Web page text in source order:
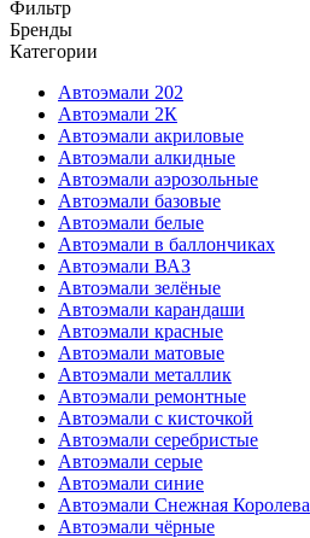
Фильтр
Бренды
Категории
Автоэмали 202
Автоэмали 2К
Автоэмали акриловые
Автоэмали алкидные
Автоэмали аэрозольные
Автоэмали базовые
Автоэмали белые
Автоэмали в баллончиках
Автоэмали ВАЗ
Автоэмали зелёные
Автоэмали карандаши
Автоэмали красные
Автоэмали матовые
Автоэмали металлик
Автоэмали ремонтные
Автоэмали с кисточкой
Автоэмали серебристые
Автоэмали серые
Автоэмали синие
Автоэмали Снежная Королева
Автоэмали чёрные